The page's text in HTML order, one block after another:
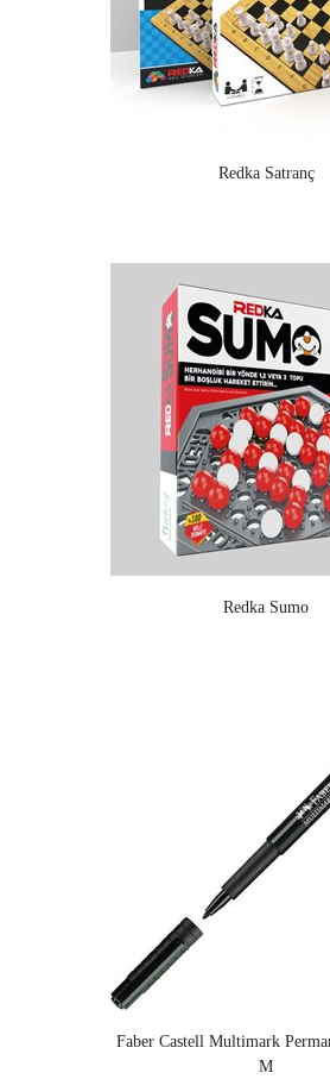
Redka Satranç
Redka Sumo
Faber Castell Multimark
M